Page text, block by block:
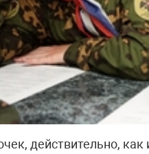
действительно, как